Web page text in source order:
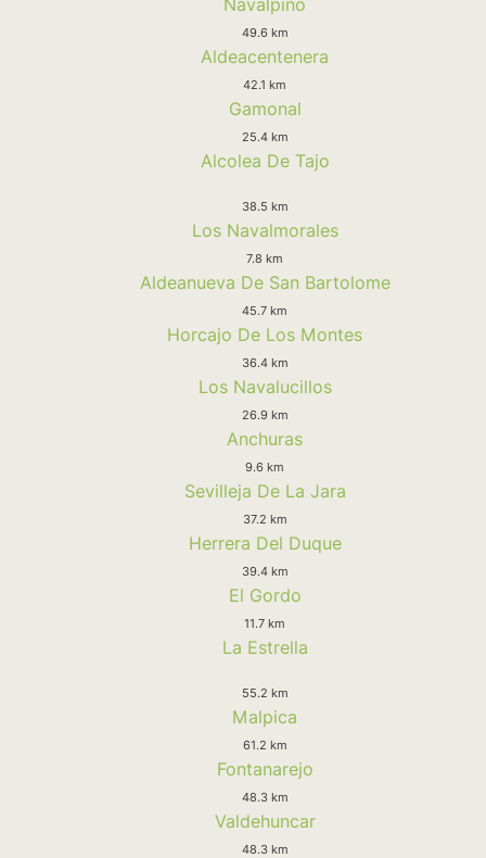
49.6 km
Aldeacentenera
42.1 km
Gamonal
25.4 km
Alcolea De Tajo
38.5 km
Los Navalmorales
7.8 km
Aldeanueva De San Bartolome
45.7 km
Horcajo De Los Montes
36.4 km
Los Navalucillos
26.9 km
Anchuras
9.6 km
Sevilleja De La Jara
37.2 km
Herrera Del Duque
39.4 km
El Gordo
11.7 km
La Estrella
55.2 km
Malpica
61.2 km
Fontanarejo
48.3 km
Valdehuncar
48.3 km